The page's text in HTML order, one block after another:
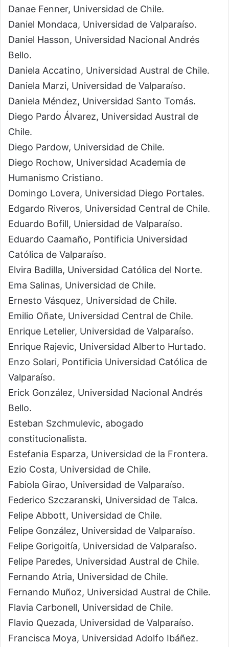
Danae Fenner, Universidad de Chile.
Daniel Mondaca, Universidad de Valparaíso.
Daniel Hasson, Universidad Nacional Andrés
Bello.
Daniela Accatino, Universidad Austral de Chile.
Daniela Marzi, Universidad de Valparaíso.
Daniela Méndez, Universidad Santo Tomás.
Diego Pardo Álvarez, Universidad Austral de
Chile.
Diego Pardow, Universidad de Chile.
Diego Rochow, Universidad Academia de
Humanismo Cristiano.
Domingo Lovera, Universidad Diego Portales.
Edgardo Riveros, Universidad Central de Chile.
Eduardo Bofill, Uniersidad de Valparaíso.
Eduardo Caamaño, Pontificia Universidad
Católica de Valparaíso.
Elvira Badilla, Universidad Católica del Norte.
Ema Salinas, Universidad de Chile.
Ernesto Vásquez, Universidad de Chile.
Emilio Oñate, Universidad Central de Chile.
Enrique Letelier, Universidad de Valparaíso.
Enrique Rajevic, Universidad Alberto Hurtado.
Enzo Solari, Pontificia Universidad Católica de
Valparaíso.
Erick González, Universidad Nacional Andrés
Bello.
Esteban Szchmulevic, abogado
constitucionalista.
Estefania Esparza, Universidad de la Frontera.
Ezio Costa, Universidad de Chile.
Fabiola Girao, Universidad de Valparaíso.
Federico Szczaranski, Universidad de Talca.
Felipe Abbott, Universidad de Chile.
Felipe González, Universidad de Valparaíso.
Felipe Gorigoitía, Universidad de Valparaíso.
Felipe Paredes, Universidad Austral de Chile.
Fernando Atria, Universidad de Chile.
Fernando Muñoz, Universidad Austral de Chile.
Flavia Carbonell, Universidad de Chile.
Flavio Quezada, Universidad de Valparaíso.
Francisca Moya, Universidad Adolfo Ibáñez.